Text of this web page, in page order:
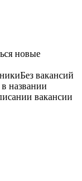
новые
Без вакансий
названии
вакансии